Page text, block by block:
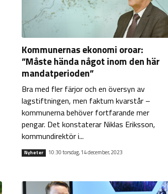
Kommunernas ekonomi oroar:
”Måste hända något inom den här
mandatperioden”
Bra med fler färjor och en översyn av
lagstiftningen, men faktum kvarstår –
kommunerna behöver fortfarande mer
pengar. Det konstaterar Niklas Eriksson,
kommundirektör i...
Nyheter 10:30 torsdag, 14 december, 2023